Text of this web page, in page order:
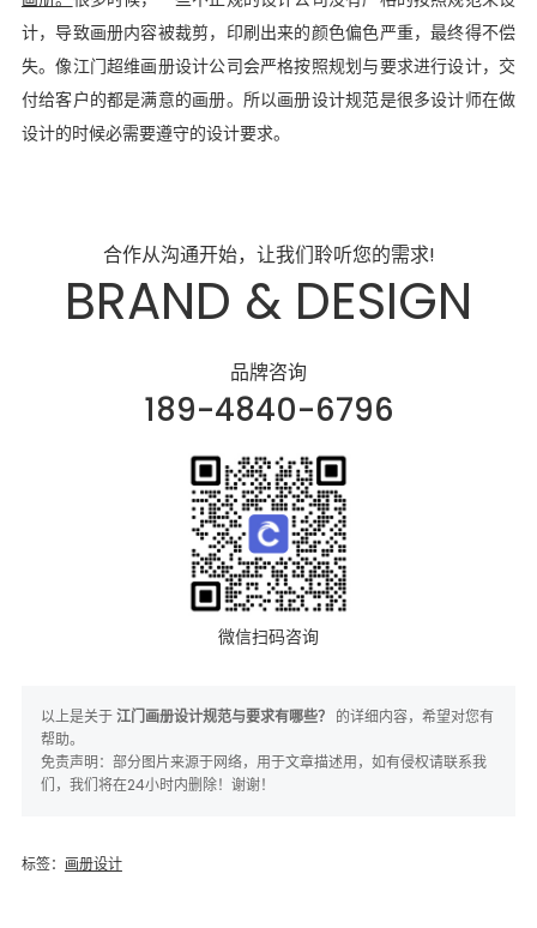
计，导致画册内容被裁剪，印刷出来的颜色偏色严重，最终得不偿
失。像江门超维画册设计公司会严格按照规划与要求进行设计，交
付给客户的都是满意的画册。所以画册设计规范是很多设计师在做
设计的时候必需要遵守的设计要求。
合作从沟通开始，让我们聆听您的需求!
BRAND & DESIGN
品牌咨询
189-4840-6796
微信扫码咨询
以上是关于江门画册设计规范与要求有哪些？ 的详细内容，希望对您有
帮助。
免责声明：部分图片来源于网络，用于文章描述用，如有侵权请联系我
们，我们将在24小时内删除！谢谢！
标签： 画册设计